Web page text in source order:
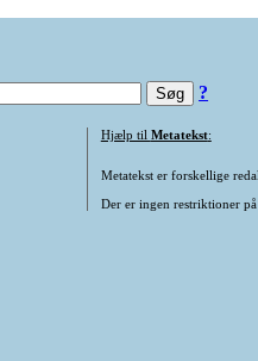
?
Hjælp til Metatekst:
Metatekst er forskellige
Der er ingen restriktioner